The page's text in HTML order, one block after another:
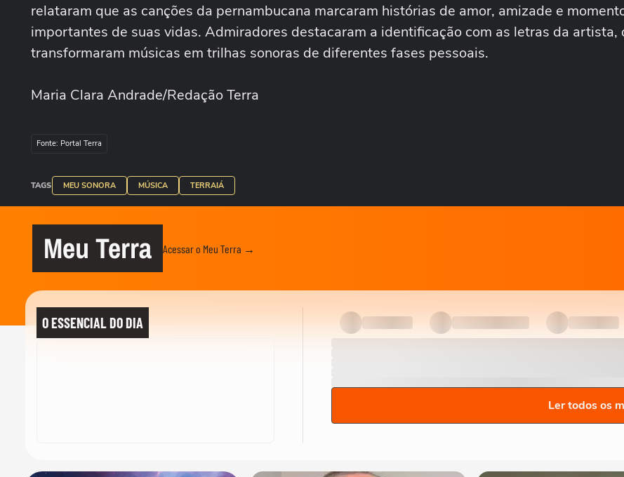
relataram que as canções da pernambucana marcaram histórias de amor, amizade e
importantes de suas vidas. Admiradores destacaram a identificação com as letras da artista,
transformaram músicas em trilhas sonoras de diferentes fases pessoais.
Maria Clara Andrade/Redação Terra
Fonte: Portal Terra
TAGS MEU SONORA MÚSICA TERRAIÁ
Meu Terra Acessar o Meu Terra →
O ESSENCIAL DO DIA
Ler todos os